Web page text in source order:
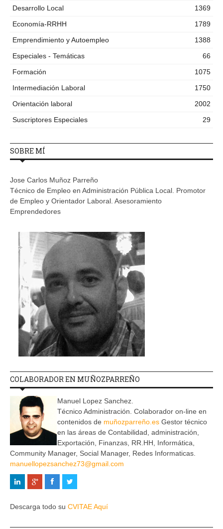
Desarrollo Local
1369
Economía-RRHH
1789
Emprendimiento y Autoempleo
1388
Especiales - Temáticas
66
Formación
1075
Intermediación Laboral
1750
Orientación laboral
2002
Suscriptores Especiales
29
SOBRE MÍ
Jose Carlos Muñoz Parreño
Técnico de Empleo en Administración Pública Local. Promotor
de Empleo y Orientador Laboral. Asesoramiento
Emprendedores
COLABORADOR EN MUÑOZPARREÑO
Manuel Lopez Sanchez.
Técnico Administración. Colaborador on-line en
contenidos de muñozparreño.es Gestor técnico
en las áreas de Contabilidad, administración,
Exportación, Finanzas, RR.HH, Informática,
Community Manager, Social Manager, Redes Informaticas.
manuellopezsanchez73@gmail.com
Descarga todo su CVITAE Aquí